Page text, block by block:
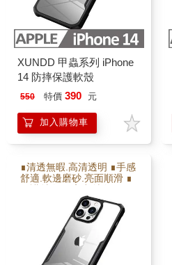
XUNDD 甲蟲系列 iPhone
14 防摔保護軟殼
550 特價 390 元
加入購物車
∎清透無暇.高清透明 ∎手感
舒適.軟邊磨砂.亮面順滑 ∎
M ∎防撞耐摔.增加氣囊瓦
解充擊力 ∎軟硬雙倍保護